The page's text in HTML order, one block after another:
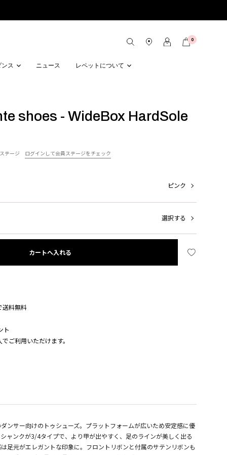
0
ンス ニュース レペットについて
shoes - WideBox HardSole
テージ ログインして会員ステージをチェック
ピンク
選択する
カートへ入れる
送料無料
ト
ご利用いただけます。
ンサー向けのトゥシューズ。プラットフォームが広いため安定感に優
ャンクが3/4タイプで、より甲が出やすく、足のラインが美しく出る
足元がエレガントな印象に。フロントリボンと付属のサテンリボンも